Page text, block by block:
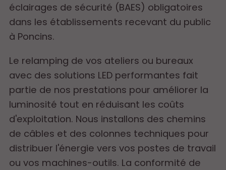
éclairages de sécurité (BAES) obligatoires
dans les établissements recevant du public
à Poncins.
Le relamping de vos ateliers ou bureaux
avec des solutions LED performantes fait
partie de nos prestations pour améliorer la
luminosité tout en réduisant les coûts
d'exploitation. Nous installons des chemins
de câbles et des colonnes techniques pour
distribuer l'énergie vers vos postes de travail
ou vos machines-outils. La conformité de